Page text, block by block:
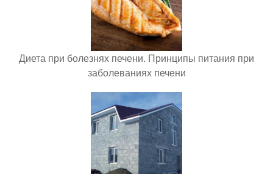
Диета при болезнях печени. Принципы питания при
заболеваниях печени